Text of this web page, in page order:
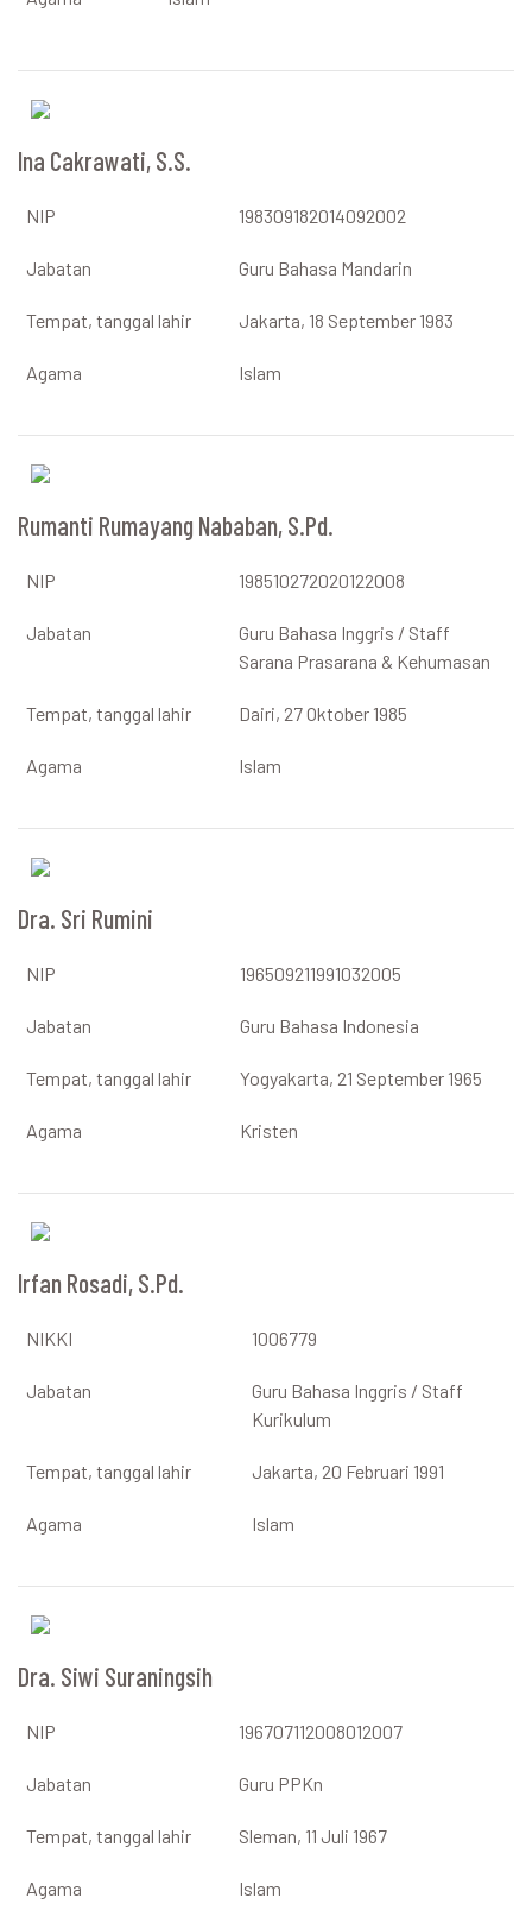
Ina Cakrawati, S.S.
NIP 198309182014092002
Jabatan Guru Bahasa Mandarin
Tempat, tanggal lahir Jakarta, 18 September 1983
Agama Islam
Rumanti Rumayang Nababan, S.Pd.
NIP 198510272020122008
Jabatan
Guru Bahasa Inggris / Staff
Sarana Prasarana & Kehumasan
Tempat, tanggal lahir Dairi, 27 Oktober 1985
Agama Islam
Dra. Sri Rumini
NIP 196509211991032005
Jabatan Guru Bahasa Indonesia
Tempat, tanggal lahir Yogyakarta, 21 September 1965
Agama Kristen
Irfan Rosadi, S.Pd.
NIKKI 1006779
Jabatan
Guru Bahasa Inggris / Staff
Kurikulum
Tempat, tanggal lahir Jakarta, 20 Februari 1991
Agama Islam
Dra. Siwi Suraningsih
NIP 196707112008012007
Jabatan Guru PPKn
Tempat, tanggal lahir Sleman, 11 Juli 1967
Agama Islam